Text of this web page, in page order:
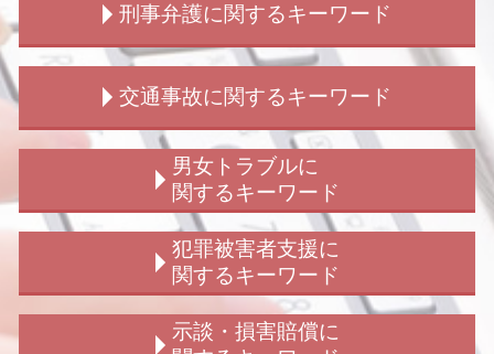
刑事弁護に関するキーワード
刑事事件 訴えたい
刑事弁護 冤罪
拘禁刑 懲役 違い
刑事事件 弁護士 費用
刑事事件 慰謝料請求
刑事事件 民事 違い
刑事事件 時効
放火罪 種類
刑事事件 慰謝料
交通事故に関するキーワード
交通事故 請求 相手方
交通事故 解決
交通事故 示談金
交通事故 相手 無保険
交通事故 弁護士
歩行者 信号無視 事故
交通事故 示談 請求書
男女トラブルに
関するキーワード
ストーカー被害 慰謝料 弁護士
ストーカー被害 賠償
会社 男女トラブル
結婚詐欺 訴えられた
犯罪被害者支援に
関するキーワード
窃盗 詐欺 横領示談・損害賠償に